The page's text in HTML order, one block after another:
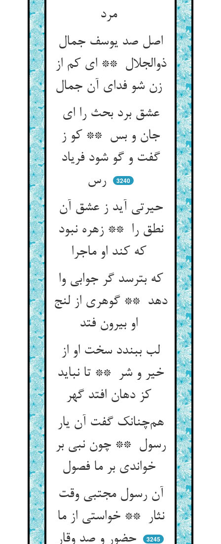
مرد
اصل صد یوسف جمال
ذوالجلال ** ای کم از
عشق برد بحث را ای
جان و بس ** کو ز
گفت و گو شود فریاد
3240
حیرتی آید ز عشق آن
نطق را ** زهره نبود
که بترسد گر جوابی وا
دهد ** گوهری از لنج
لب ببندد سخت او از
خیر و شر ** تا نباید
هم‌چنانک گفت آن یار
رسول ** چون نبی بر
خواندی بر ما فصول
آن رسول مجتبی وقت
نثار ** خواستی از ما
3245